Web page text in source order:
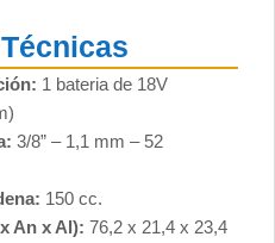
1 bateria de 18V
3/8” – 1,1 mm – 52
150 cc.
An x Al): 76,2 x 21,4 x 23,4